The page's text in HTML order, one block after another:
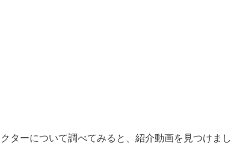
ターについて調べてみると、紹介動画を見つけまし